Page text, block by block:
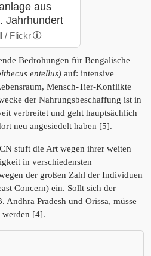
aus
Jahrhundert
/ Flickr
Bedrohungen für Bengalische
entellus) auf: intensive
Mensch-Tier-Konflikte
der Nahrungsbeschaffung ist in
verbreitet und geht hauptsächlich
neu angesiedelt haben [5].
stuft die Art wegen ihrer weiten
in verschiedensten
der großen Zahl der Individuen
Concern) ein. Sollt sich der
Andhra Pradesh und Orissa, müsse
[4].